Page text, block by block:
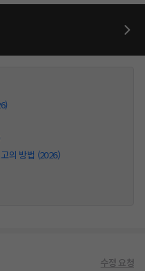
의 방법 (2026)
수정 요청